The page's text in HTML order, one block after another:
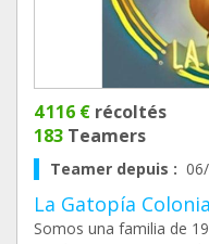
4 116 € récoltés
183 Teamers
Teamer depuis :
La Gatopía
Somos una familia de